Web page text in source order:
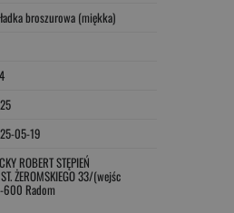
broszurowa (miękka)
05-19
ROBERT STĘPIEŃ
ŻEROMSKIEGO 33/(wejśc
Radom